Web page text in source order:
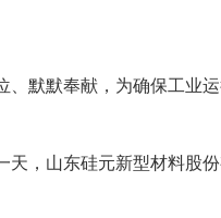
默默奉献，为确保工业
，山东硅元新型材料股